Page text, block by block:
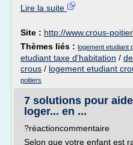
Lire la suite
Site : http://www.crous-
Thèmes liés : logement etudiant
etudiant taxe d'habitation /
crous / logement etudiant
poitiers
7 solutions pour
loger... en ...
?réactioncommentaire
Selon que votre enfant est